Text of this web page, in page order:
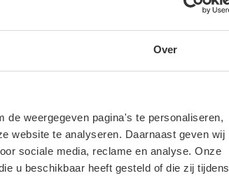
Over
de weergegeven pagina's te personaliseren,
website te analyseren. Daarnaast geven wij
sociale media, reclame en analyse. Onze
u beschikbaar heeft gesteld of die zij tijdens